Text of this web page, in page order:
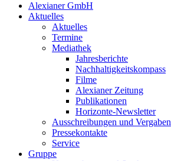
Alexianer GmbH
Aktuelles
Aktuelles
Termine
Mediathek
Jahresberichte
Nachhaltigkeitskompass
Filme
Alexianer Zeitung
Publikationen
Horizonte-Newsletter
Ausschreibungen und Vergaben
Pressekontakte
Service
Gruppe